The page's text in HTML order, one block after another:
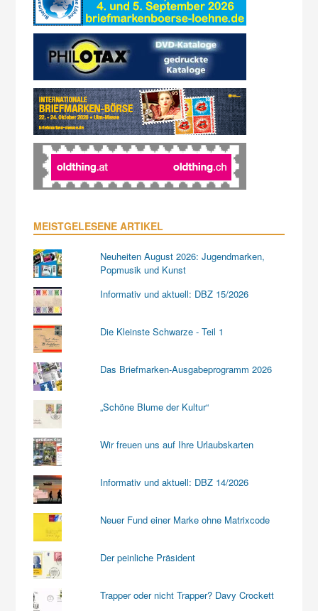
MEISTGELESENE ARTIKEL
Neuheiten August 2026: Jugendmarken,
Popmusik und Kunst
Informativ und aktuell: DBZ 15/2026
Die Kleinste Schwarze - Teil 1
Das Briefmarken-Ausgabeprogramm 2026
„Schöne Blume der Kultur“
Wir freuen uns auf Ihre Urlaubskarten
Informativ und aktuell: DBZ 14/2026
Neuer Fund einer Marke ohne Matrixcode
Der peinliche Präsident
Trapper oder nicht Trapper? Davy Crockett